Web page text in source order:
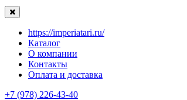
https://imperiatari.ru/
Каталог
О компании
Контакты
Оплата и доставка
+7 (978) 226-43-40